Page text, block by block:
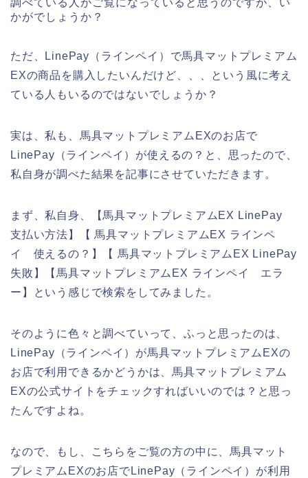
調べている人がご覧になっていると思うのですが、い
かがでしょうか？
ただ、LinePay（ラインペイ）で馬具マットプレミアム
EXの商品を購入したいんだけど、、、という風に考え
ている人もいるのではないでしょうか？
実は、私も、馬具マットプレミアムEXのお店で
LinePay（ラインペイ）が使えるの？と、思ったので、
私自身が調べた結果を記事にさせていただきます。
まず、私自身、【馬具マットプレミアムEX LinePay
支払い方法】【 馬具マットプレミアムEX ラインペ
イ 使えるの？】【 馬具マットプレミアムEX LinePay
失敗】【馬具マットプレミアムEX ラインペイ エラ
ー】という感じで検索をしてみました。
そのように色々と調べていって、ふっと思ったのは、
LinePay（ラインペイ）が馬具マットプレミアムEXの
お店で利用できるかどうかは、馬具マットプレミアム
EXの公式サイトをチェックすればいいのでは？と思っ
たんですよね。
なので、もし、こちらをご覧の方の中に、馬具マット
プレミアムEXのお店でLinePay（ラインペイ）が利用